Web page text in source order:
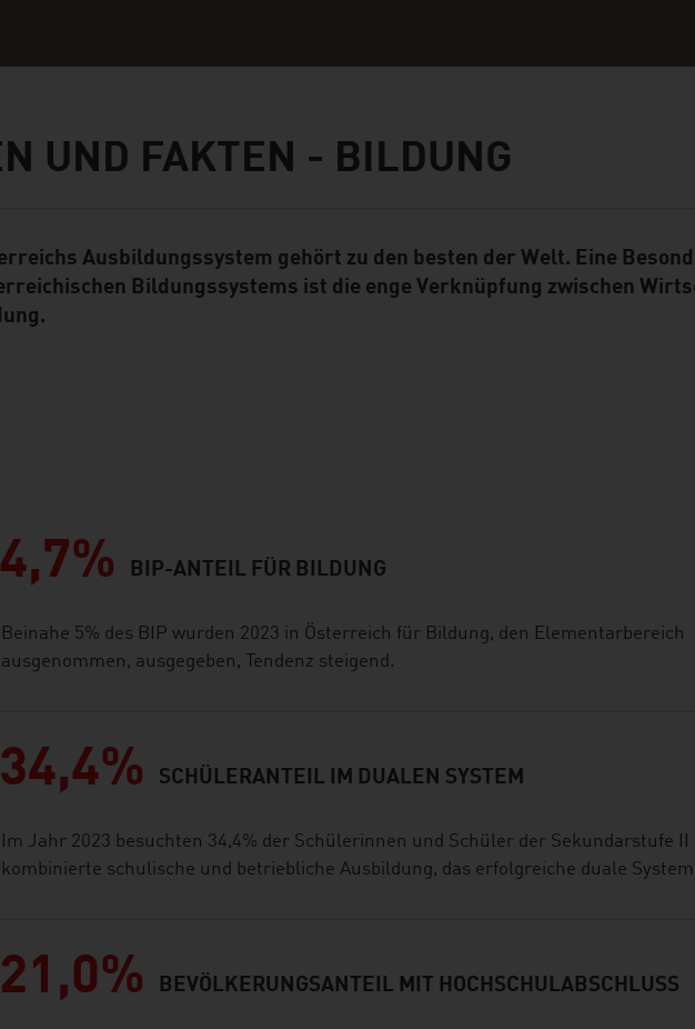
UND FAKTEN - BILDUNG
ModuleAusbildungssystem gehört zu den besten der Welt. Eine
Bildungssystems ist die enge Verknüpfung zwischen
4,7% BIP-ANTEIL FÜR BILDUNG
Beinahe 5% des BIP wurden 2023 in Österreich für Bildung, den Elementarbereich
ausgenommen, ausgegeben, Tendenz steigend.
34,4% SCHÜLERANTEIL IM DUALEN SYSTEM
Im Jahr 2023 besuchten 34,4% der Schülerinnen und Schüler der Sekundarstufe II
kombinierte schulische und betriebliche Ausbildung, das erfolgreiche duale
21,0% BEVÖLKERUNGSANTEIL MIT HOCHSCHULABSCHLUSS